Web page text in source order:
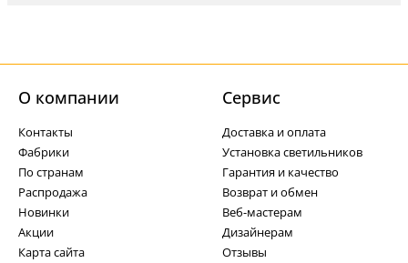
О компании
Контакты
Фабрики
По странам
Распродажа
Новинки
Акции
Карта сайта
Cервис
Доставка и оплата
Установка светильников
Гарантия и качество
Возврат и обмен
Веб-мастерам
Дизайнерам
Отзывы